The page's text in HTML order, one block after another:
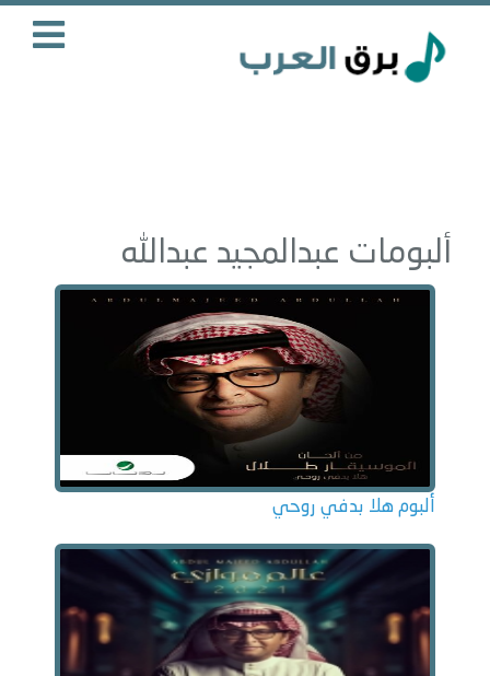
ألبومات عبدالمجيد عبدالله
ألبوم هلا بدفي روحي